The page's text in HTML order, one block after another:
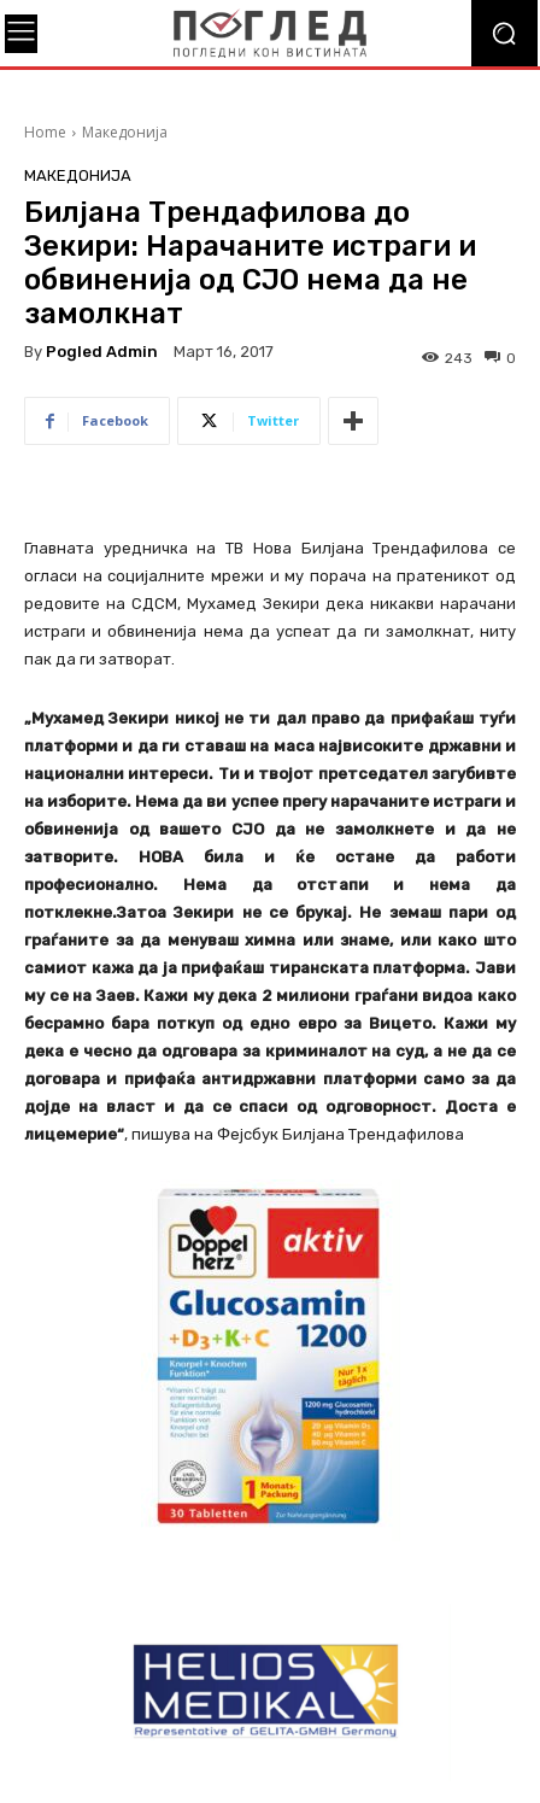
Home Македонија
МАКЕДОНИЈА
Билјана Трендафилова до
Зекири: Нарачаните истраги и
обвиненија од СЈО нема да не
замолкнат
By Pogled Admin Март 16, 2017 0
243
Facebook Twitter
Главната уредничка на ТВ Нова Билјана Трендафилова се
огласи на социјалните мрежи и му порача на пратеникот од
редовите на СДСМ, Мухамед Зекири дека никакви нарачани
истраги и обвиненија нема да успеат да ги замолкнат, ниту
пак да ги затворат.
„Мухамед Зекири никој не ти дал право да прифаќаш туѓи
платформи и да ги ставаш на маса највисоките државни и
национални интереси. Ти и твојот претседател загубивте
на изборите. Нема да ви успее прегу нарачаните истраги и
обвиненија од вашето СЈО да не замолкнете и да не
затворите. НОВА била и ќе остане да работи
професионално. Нема да отстапи и нема да
потклекне.Затоа Зекири не се брукај. Не земаш пари од
граѓаните за да менуваш химна или знаме, или како што
самиот кажа да ја прифаќаш тиранската платформа. Јави
му се на Заев. Кажи му дека 2 милиони граѓани видоа како
бесрамно бара поткуп од едно евро за Вицето. Кажи му
дека е чесно да одговара за криминалот на суд, а не да се
договара и прифаќа антидржавни платформи само за да
дојде на власт и да се спаси од одговорност. Доста е
лицемерие“, пишува на Фејсбук Билјана Трендафилова